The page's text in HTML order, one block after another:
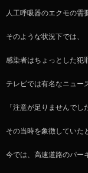
人工呼吸器のエクモの需
そのような状況下では、
感染者はちょっとした犯
テレビでは有名なニュー
「注意が足りませんで
その当時を象徴していた
今では、高速道路のパー